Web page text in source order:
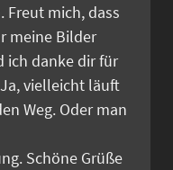
Freut mich, dass
meine Bilder
ich danke dir für
vielleicht läuft
Weg. Oder man
Schöne Grüße